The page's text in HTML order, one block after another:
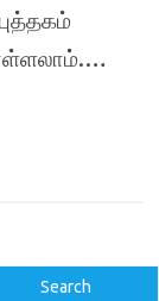
Search